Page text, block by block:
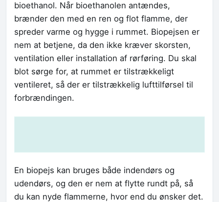
bioethanol. Når bioethanolen antændes,
brænder den med en ren og flot flamme, der
spreder varme og hygge i rummet. Biopejsen er
nem at betjene, da den ikke kræver skorsten,
ventilation eller installation af rørføring. Du skal
blot sørge for, at rummet er tilstrækkeligt
ventileret, så der er tilstrækkelig lufttilførsel til
forbrændingen.
En biopejs kan bruges både indendørs og
udendørs, og den er nem at flytte rundt på, så
du kan nyde flammerne, hvor end du ønsker det.